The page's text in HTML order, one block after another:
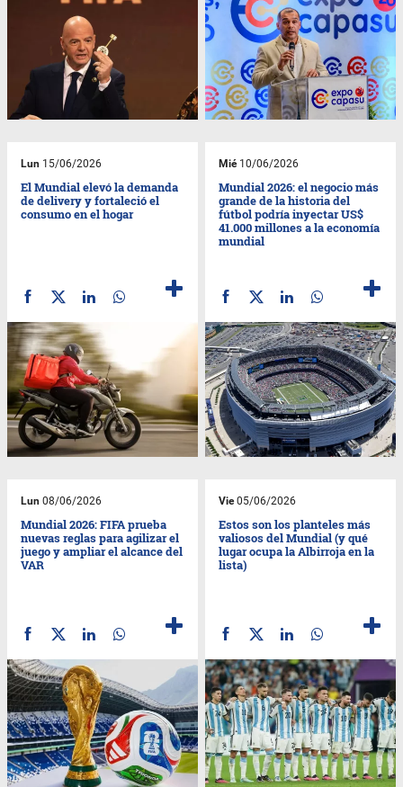
Lun 15/06/2026
El Mundial elevó la demanda
de delivery y fortaleció el
consumo en el hogar
Mié10/06/2026
Mundial 2026: el negocio más
grande de la historia del
fútbol podría inyectar US$
41.000 millones a la economía
mundial
Lun 08/06/2026
Mundial 2026: FIFA prueba
nuevas reglas para agilizar el
juego y ampliar el alcance del
VAR
Vie05/06/2026
Estos son los planteles más
valiosos del Mundial (y qué
lugar ocupa la Albirroja en la
lista)